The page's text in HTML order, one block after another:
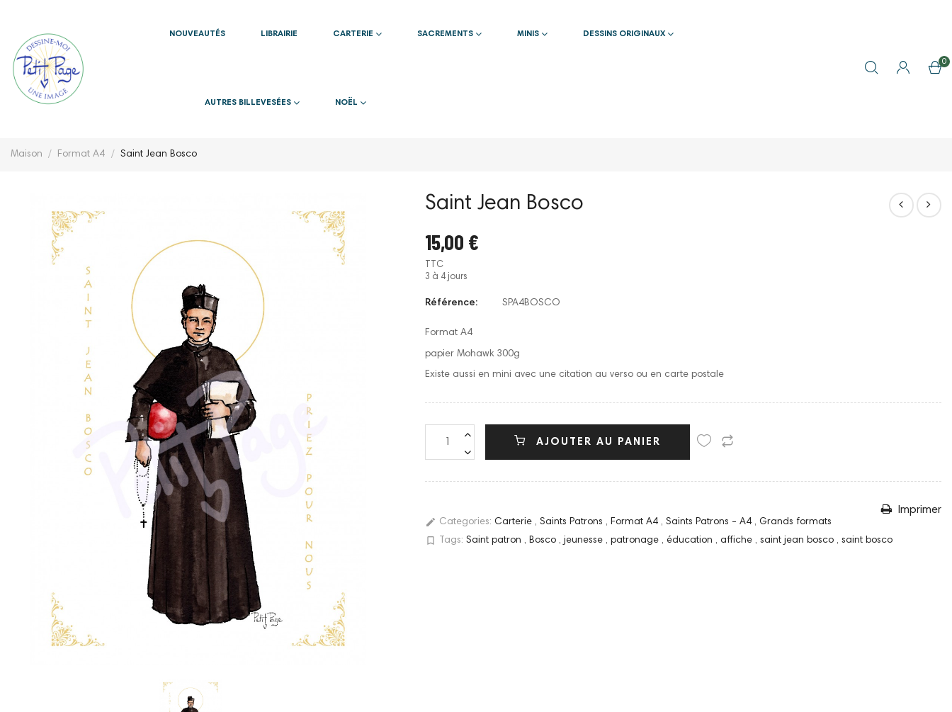
NOUVEAUTÉS LIBRAIRIE CARTERIE SACREMENTS MINIS DESSINS ORIGINAUX
AUTRES BILLEVESÉES NOËL
0
Maison Format A4 Saint Jean Bosco
Saint Jean Bosco
15,00 €
TTC
3 à 4 jours
Référence: SPA4BOSCO
Format A4
papier Mohawk 300g
Existe aussi en mini avec une citation au verso ou en carte postale
AJOUTER AU PANIER
Imprimer
edit Categories: Carterie , Saints Patrons , Format A4 , Saints Patrons - A4 , Grands formats
bookmark_border Tags: Saint patron , Bosco , jeunesse , patronage , éducation , affiche , saint jean bosco , saint bosco